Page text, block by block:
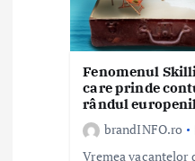
Fenomenul
care prinde
rândul
brandINFO.ro
Vremea vacanțelor